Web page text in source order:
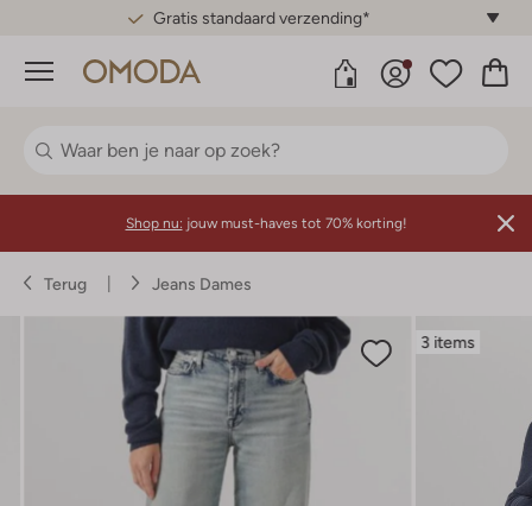
Gratis standaard verzending*
Menu
Shop nu: jouw must-haves tot 70% korting!
Terug Jeans Dames
3 items